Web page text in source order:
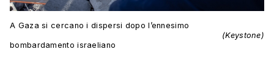
A Gaza si cercano i dispersi dopo l’ennesimo
bombardamento israeliano
(Keystone)